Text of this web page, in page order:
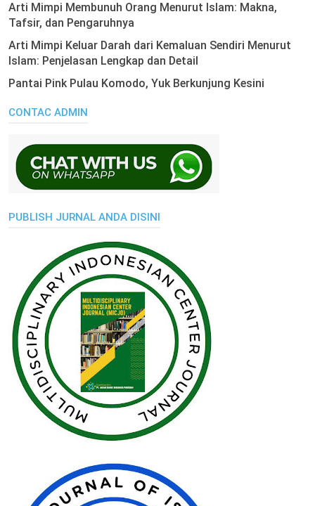
Arti Mimpi Membunuh Orang Menurut Islam: Makna,
Tafsir, dan Pengaruhnya
Arti Mimpi Keluar Darah dari Kemaluan Sendiri Menurut
Islam: Penjelasan Lengkap dan Detail
Pantai Pink Pulau Komodo, Yuk Berkunjung Kesini
CONTAC ADMIN
PUBLISH JURNAL ANDA DISINI